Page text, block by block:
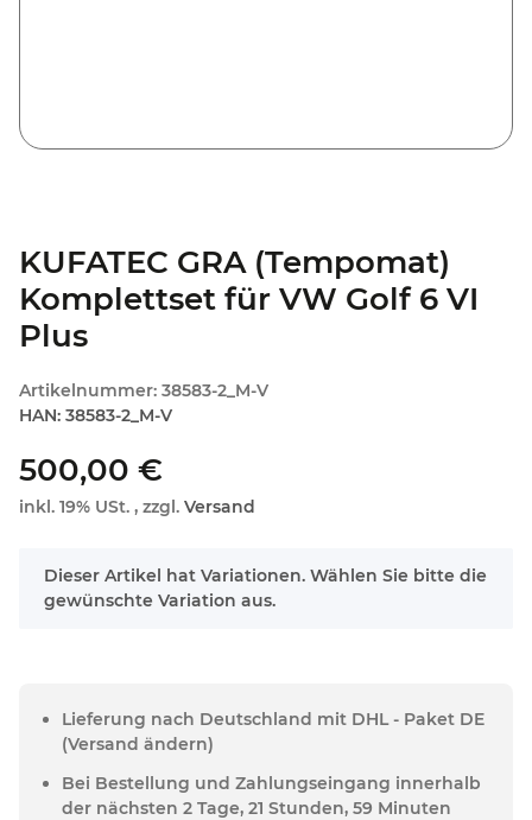
KUFATEC GRA (Tempomat)
Komplettset für VW Golf 6 VI
Plus
Artikelnummer: 38583-2_M-V
HAN: 38583-2_M-V
500,00 €
inkl. 19% USt. , zzgl. Versand
x
Dieser Artikel hat Variationen. Wählen Sie bitte die
gewünschte Variation aus.
Lieferung nach Deutschland mit DHL - Paket DE
(Versand ändern)
Bei Bestellung und Zahlungseingang innerhalb
der nächsten 2 Tage, 21 Stunden, 59 Minuten